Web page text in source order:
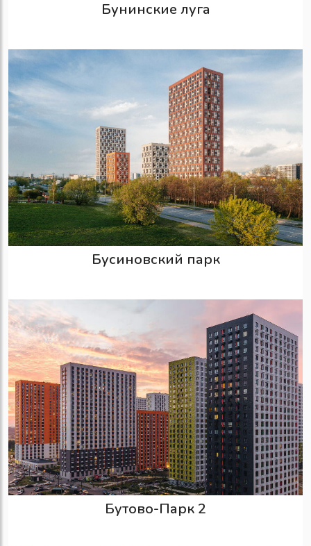
Бунинские луга
Бусиновский парк
Бутово-Парк 2